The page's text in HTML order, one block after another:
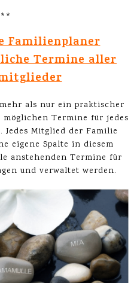
Familienplaner
Termine aller
als nur ein praktischer
Termine für jedes
Mitglied der Familie
eigene Spalte in diesem
anstehenden Termine für
und verwaltet werden.